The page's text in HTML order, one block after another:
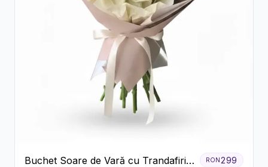
Buchet Soare de Vară cu Trandafiri
RON 299